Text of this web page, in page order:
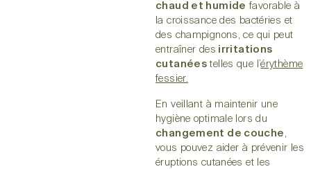
chaud et humide favorable à
la croissance des bactéries et
des champignons, ce qui peut
entraîner des irritations
cutanées telles que l’érythème
fessier.
En veillant à maintenir une
hygiène optimale lors du
changement de couche ,
vous pouvez aider à prévenir les
éruptions cutanées et les